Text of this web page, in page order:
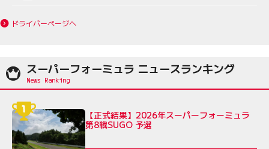
ドライバーページへ
スーパーフォーミュラ ニュースランキング
【正式結果】2026年スーパーフォーミュラ
第8戦SUGO 予選